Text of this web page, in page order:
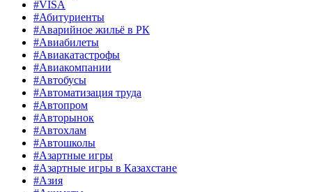
#VISA
#Абитуриенты
#Аварийное жильё в РК
#Авиабилеты
#Авиакатастрофы
#Авиакомпании
#Автобусы
#Автоматизация труда
#Автопром
#Авторынок
#Автохлам
#Автошколы
#Азартные игры
#Азартные игры в Казахстане
#Азия